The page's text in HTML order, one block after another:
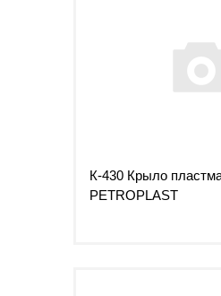
К-430 Крыло
PETROPLAST